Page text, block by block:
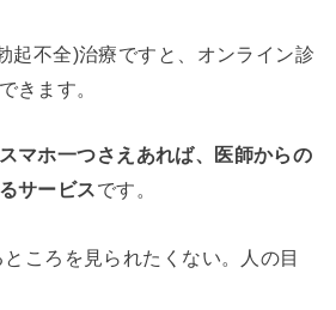
起不全)治療ですと、オンライン診
きます。
スマホ一つさえあれば、医師からの
サービスです。
ころを見られたくない。人の目